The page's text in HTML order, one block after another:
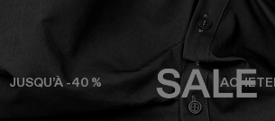
JUSQU’À -40 %